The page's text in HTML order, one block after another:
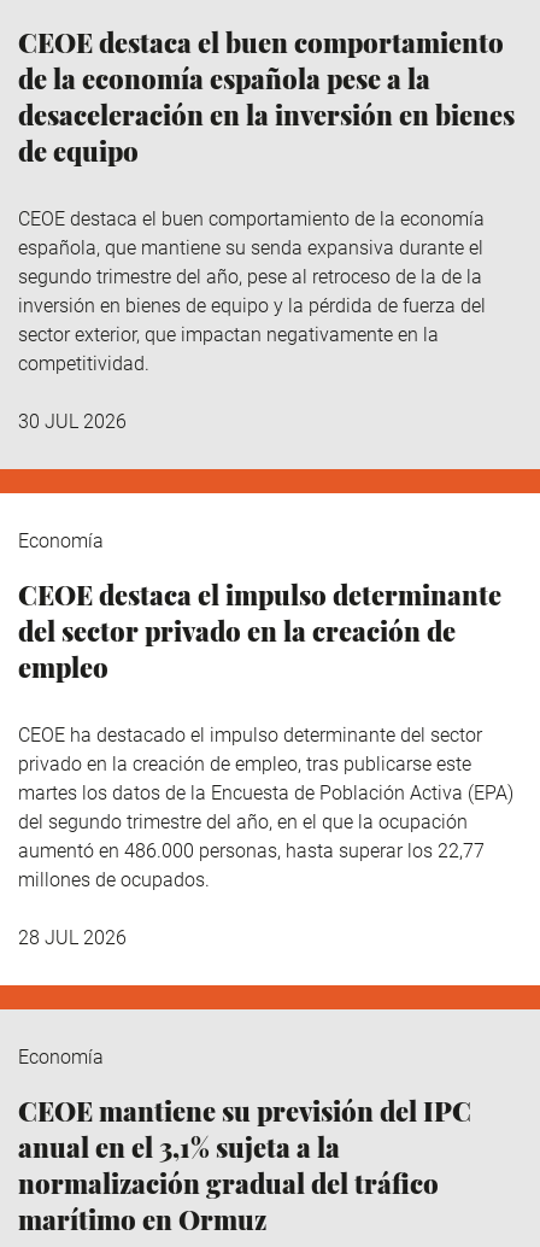
CEOE destaca el buen comportamiento
de la economía española pese a la
desaceleración en la inversión en bienes
de equipo
CEOE destaca el buen comportamiento de la economía
española, que mantiene su senda expansiva durante el
segundo trimestre del año, pese al retroceso de la de la
inversión en bienes de equipo y la pérdida de fuerza del
sector exterior, que impactan negativamente en la
competitividad.
30 JUL 2026
Economía
CEOE destaca el impulso determinante
del sector privado en la creación de
empleo
CEOE ha destacado el impulso determinante del sector
privado en la creación de empleo, tras publicarse este
martes los datos de la Encuesta de Población Activa (EPA)
del segundo trimestre del año, en el que la ocupación
aumentó en 486.000 personas, hasta superar los 22,77
millones de ocupados.
28 JUL 2026
Economía
CEOE mantiene su previsión del IPC
anual en el 3,1% sujeta a la
normalización gradual del tráfico
marítimo en Ormuz